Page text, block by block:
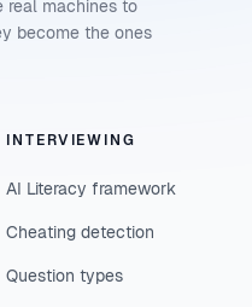
real machines to
become the ones
INTERVIEWING
AI Literacy framework
Cheating detection
Question types